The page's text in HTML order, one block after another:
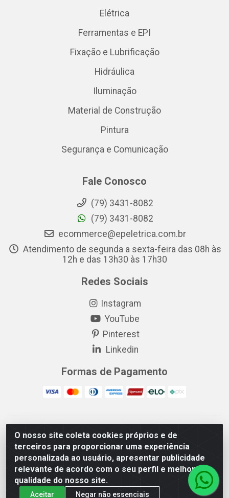
O nosso site coleta cookies próprios e de
terceiros para proporcionar uma experiência
personalizada ao usuário, apresentar publicidade
relevante de acordo com o seu perfil e melhorar a
qualidade do nosso site.
Aceitar Negar não essenciais
Elétrica
Ferramentas e EPI
Fixação e Lubrificação
Hidráulica
Iluminação
Material de Construção
Pintura
Segurança e Comunicação
Fale Conosco
(79) 3431-8082
(79) 3431-8082
ecommerce@epeletrica.com.br
Atendimento de segunda a sexta-feira das 08h às
12h e das 13h30 às 17h30
Redes Sociais
Instagram
YouTube
Pinterest
Linkedin
Formas de Pagamento
EP Elétrica LTDA - 18.621.731/0005-43 - Itabaiana/SE - CEP:
49511-899
EP Elétrica LTDA - 48.594.570/0001-83 - Itabaiana/SE - CEP:
49511-899